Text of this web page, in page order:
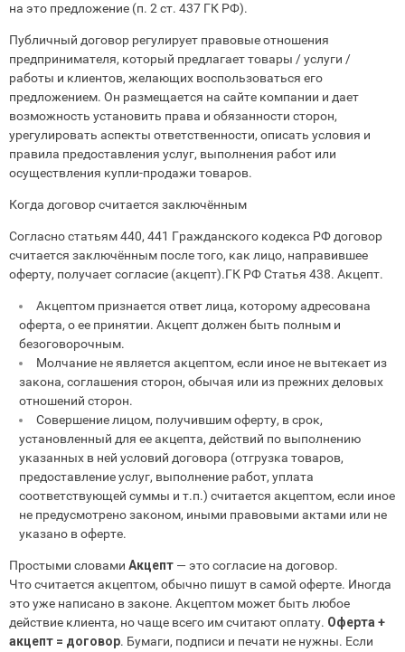
на это предложение (п. 2 ст. 437 ГК РФ).
Публичный договор регулирует правовые отношения
предпринимателя, который предлагает товары / услуги /
работы и клиентов, желающих воспользоваться его
предложением. Он размещается на сайте компании и дает
возможность установить права и обязанности сторон,
урегулировать аспекты ответственности, описать условия и
правила предоставления услуг, выполнения работ или
осуществления купли-продажи товаров.
Когда договор считается заключённым
Согласно статьям 440, 441 Гражданского кодекса РФ договор
считается заключённым после того, как лицо, направившее
оферту, получает согласие (акцепт).ГК РФ Статья 438. Акцепт.
Акцептом признается ответ лица, которому адресована
оферта, о ее принятии. Акцепт должен быть полным и
безоговорочным.
Молчание не является акцептом, если иное не вытекает из
закона, соглашения сторон, обычая или из прежних деловых
отношений сторон.
Совершение лицом, получившим оферту, в срок,
установленный для ее акцепта, действий по выполнению
указанных в ней условий договора (отгрузка товаров,
предоставление услуг, выполнение работ, уплата
соответствующей суммы и т.п.) считается акцептом, если иное
не предусмотрено законом, иными правовыми актами или не
указано в оферте.
Простыми словами Акцепт — это согласие на договор.
Что считается акцептом, обычно пишут в самой оферте. Иногда
это уже написано в законе. Акцептом может быть любое
действие клиента, но чаще всего им считают оплату. Оферта +
акцепт = договор. Бумаги, подписи и печати не нужны. Если